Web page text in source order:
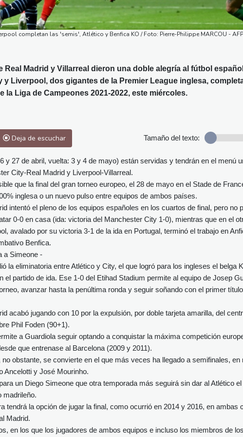
completan las 'semis', Atlético y Benfica KO / Foto: Pierre-Philippe MARCOU - AFP
Real Madrid y Villarreal dieron una doble alegría al fútbol
y Liverpool, dos gigantes de la Premier League inglesa,
la Liga de Campeones 2021-2022, este miércoles.
Deja de escuchar Tamaño del texto:
y 27 de abril, vuelta: 3 y 4 de mayo) están servidas y tendrán en el menú
City-Real Madrid y Liverpool-Villarreal.
que la final del gran torneo europeo, el 28 de mayo en el Stade de
inglesa o un nuevo pulso entre equipos de ambos países.
intentó el pleno de los equipos españoles en los cuartos de final, pero no
0-0 en casa (ida: victoria del Manchester City 1-0), mientras que en el
avalado por su victoria 3-1 de la ida en Portugal, terminó el trabajo en
Benfica.
a Simeone -
la eliminatoria entre Atlético y City, el que logró para los ingleses el belga
el partido de ida. Ese 1-0 del Etihad Stadium permite al equipo de Josep
avanzar hasta la penúltima ronda y seguir soñando con el primer
acabó jugando con 10 por la expulsión, por doble tarjeta amarilla, del
Phil Foden (90+1).
a Guardiola seguir optando a conquistar la máxima competición
que entrenase al Barcelona (2009 y 2011).
no obstante, se convierte en el que más veces ha llegado a semifinales, en
Ancelotti y José Mourinho.
un Diego Simeone que otra temporada más seguirá sin dar al Atlético
madrileño.
tendrá la opción de jugar la final, como ocurrió en 2014 y 2016, en ambas
Madrid.
en los que los jugadores de ambos equipos e incluso los miembros de